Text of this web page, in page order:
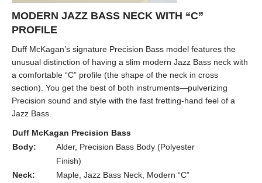
MODERN JAZZ BASS NECK WITH “C”
PROFILE
Duff McKagan’s signature Precision Bass model features the
unusual distinction of having a slim modern Jazz Bass neck with
a comfortable “C” profile (the shape of the neck in cross
section). You get the best of both instruments—pulverizing
Precision sound and style with the fast fretting-hand feel of a
Jazz Bass.
Duff McKagan Precision Bass
Body:
Alder, Precision Bass Body (Polyester
Finish)
Neck:
Maple, Jazz Bass Neck, Modern “C”